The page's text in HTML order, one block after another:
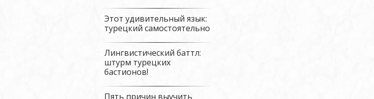
Этот удивительный язык:
турецкий самостоятельно
Лингвистический баттл:
штурм турецких
бастионов!
Пять причин выучить